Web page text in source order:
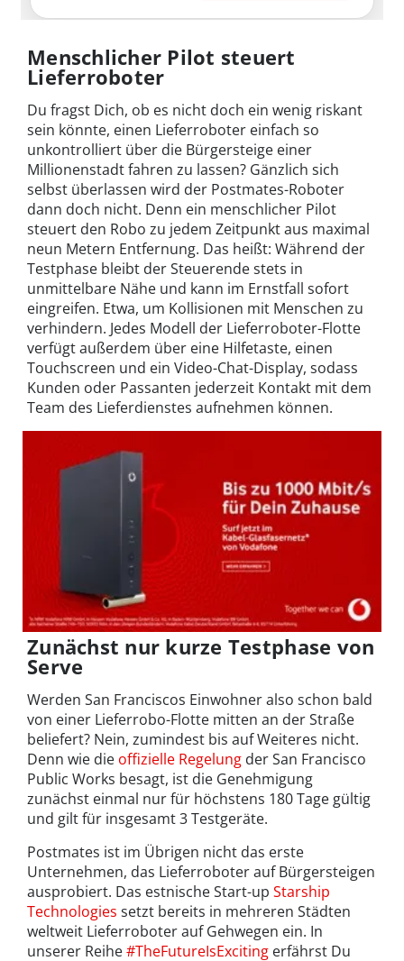
Menschlicher Pilot steuert
Lieferroboter
Du fragst Dich, ob es nicht doch ein wenig riskant
sein könnte, einen Lieferroboter einfach so
unkontrolliert über die Bürgersteige einer
Millionenstadt fahren zu lassen? Gänzlich sich
selbst überlassen wird der Postmates-Roboter
dann doch nicht. Denn ein menschlicher Pilot
steuert den Robo zu jedem Zeitpunkt aus maximal
neun Metern Entfernung. Das heißt: Während der
Testphase bleibt der Steuerende stets in
unmittelbare Nähe und kann im Ernstfall sofort
eingreifen. Etwa, um Kollisionen mit Menschen zu
verhindern. Jedes Modell der Lieferroboter-Flotte
verfügt außerdem über eine Hilfetaste, einen
Touchscreen und ein Video-Chat-Display, sodass
Kunden oder Passanten jederzeit Kontakt mit dem
Team des Lieferdienstes aufnehmen können.
Zunächst nur kurze Testphase von
Serve
Werden San Franciscos Einwohner also schon bald
von einer Lieferrobo-Flotte mitten an der Straße
beliefert? Nein, zumindest bis auf Weiteres nicht.
Denn wie die offizielle Regelung der San Francisco
Public Works besagt, ist die Genehmigung
zunächst einmal nur für höchstens 180 Tage gültig
und gilt für insgesamt 3 Testgeräte.
Postmates ist im Übrigen nicht das erste
Unternehmen, das Lieferroboter auf Bürgersteigen
ausprobiert. Das estnische Start-up Starship
Technologies setzt bereits in mehreren Städten
weltweit Lieferroboter auf Gehwegen ein. In
unserer Reihe#TheFutureIsExciting erfährst Du